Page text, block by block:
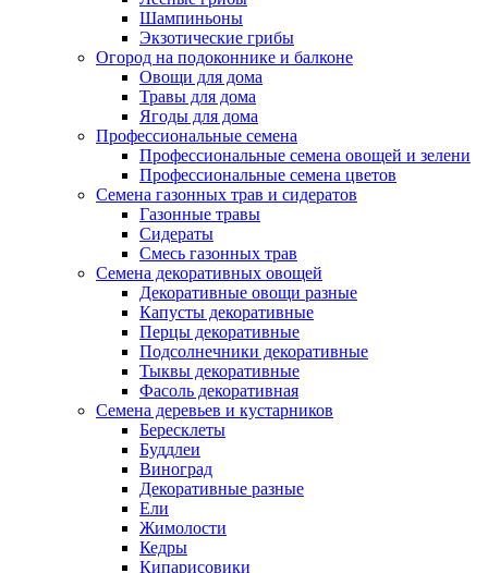
Шампиньоны
Экзотические грибы
Огород на подоконнике и балконе
Овощи для дома
Травы для дома
Ягоды для дома
Профессиональные семена
Профессиональные семена овощей и зелени
Профессиональные семена цветов
Семена газонных трав и сидератов
Газонные травы
Сидераты
Смесь газонных трав
Семена декоративных овощей
Декоративные овощи разные
Капусты декоративные
Перцы декоративные
Подсолнечники декоративные
Тыквы декоративные
Фасоль декоративная
Семена деревьев и кустарников
Бересклеты
Буддлеи
Виноград
Декоративные разные
Ели
Жимолости
Кедры
Кипарисовики